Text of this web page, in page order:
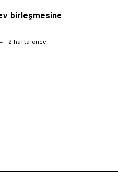
birleşmesine
2 hafta önce